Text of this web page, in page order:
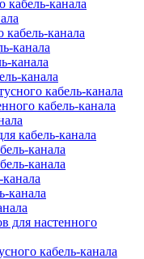
кабель-канала
канала
канала
канала
канала
кабель-канала
кабель-канала
кабель-канала
канала
канала
канала
для настенного
кабель-канала